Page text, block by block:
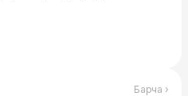
Барча ›